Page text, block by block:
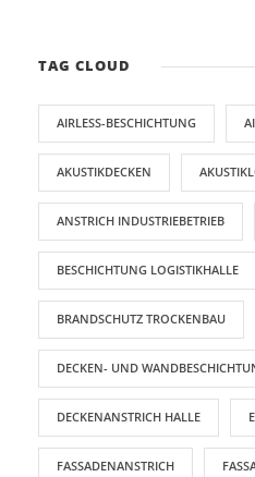
TAG CLOUD
AIRLESS-BESCHICHTUNG
AKUSTIKDECKEN
ANSTRICH INDUSTRIEBETRIEB
BESCHICHTUNG LOGISTIKHALLE
BRANDSCHUTZ TROCKENBAU
DECKEN- UND
DECKENANSTRICH HALLE
FASSADENANSTRICH